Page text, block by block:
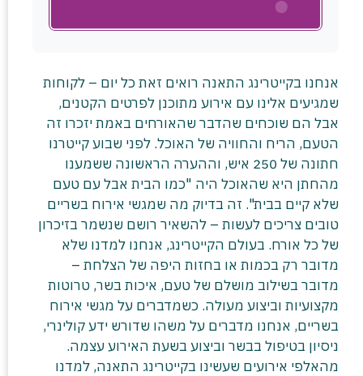
אנחנו בקייטרינג התאנה רואים זאת כל יום – לקוחות
שמגיעים אלינו עם אירוע מתוכנן לפרטים הקטנים,
אבל הם שוכחים שהדבר שהאורחים באמת יזכרו זה
הטעם, הריח והחוויה של האוכל. לפני שבוע קייטרנו
חתונה של 250 איש, וההערה הראשונה ששמענו
מהחתן היא שהאוכל היה "כמו הבית אבל עם טעם
שלא קיים בבית". זה בדיוק מה שמגשי אירוח בשריים
טובים צריכים לעשות – להשאיר רושם שנשמר בזיכרון
של כל אורח. בעולם הקייטרינג, אנחנו למדנו שלא
מדובר רק בכמות או בחזות היפה של הצלחת –
מדובר בשילוב מושלם של טעם, איכות בשר, טרוטות
מקצועיות וביצוע מעולה. כשמדברים על מגשי אירוח
בשריים, אנחנו מדברים על משהו שדורש ידע קולינרי,
ניסיון בטיפול בבשר וביצוע בשעת האירוע עצמה.
מהאלפי אירועים שעשינו בקייטרינג התאנה, למדנו